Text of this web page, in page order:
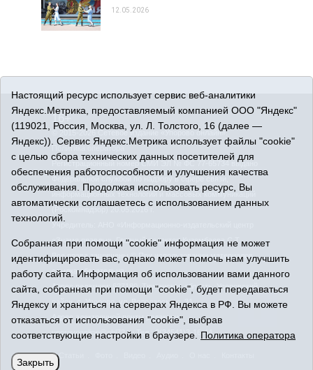
12.05.2026
16+
© 2015-2026 Сетевое издание «Упорово онлайн».
Политика оператора
Регистрационный номер СМИ ЭЛ № ФС 77-65734 выдано
Федеральной службой по надзору в сфере связи,
информационных технологий и массовых коммуникаций
«Знамя правды». Главный редактор Кузембаева С.Т.
Все права защищены © При использовании материалов
ссылка обязательна
Адрес редакции: 627180, Тюменская область, Упоровский
район, с. Упорово, ул. Володарского, 31
Адрес электронной почты редакции:
uporovoonline@obl72.ruТел.: 8(34541)3-16-44
Статьи
Настоящий ресурс использует сервис веб-аналитики
Яндекс.Метрика, предоставляемый компанией ООО "Яндекс"
(119021, Россия, Москва, ул. Л. Толстого, 16 (далее —
Яндекс)). Сервис Яндекс.Метрика использует файлы "cookie"
с целью сбора технических данных посетителей для
обеспечения работоспособности и улучшения качества
обслуживания. Продолжая использовать ресурс, Вы
автоматически соглашаетесь с использованием данных
технологий.
Собранная при помощи "cookie" информация не может
идентифицировать вас, однако может помочь нам улучшить
работу сайта. Информация об использовании вами данного
сайта, собранная при помощи "cookie", будет передаваться
Яндексу и храниться на серверах Яндекса в РФ. Вы можете
отказаться от использования "cookie", выбрав
соответствующие настройки в браузере. Политика оператора
Закрыть